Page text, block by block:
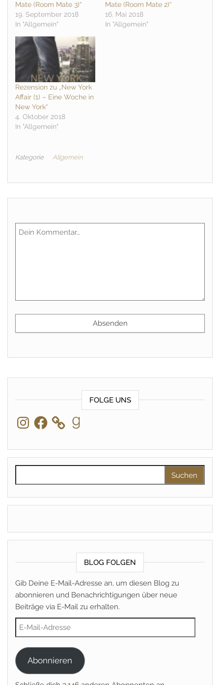
Mate (Room Mate 3)“
19. September 2018
In "Allgemein"
Mate (Room Mate 2)“
16. Mai 2018
In "Allgemein"
Rezension zu „New York
Affair (1) – Eine Woche in
New York“
4. Oktober 2018
In "Allgemein"
Kategorie Allgemein
FOLGE UNS
InstagramFacebook Goodreads
BLOG FOLGEN
Gib Deine E-Mail-Adresse an, um diesen Blog zu
abonnieren und Benachrichtigungen über neue
Beiträge via E-Mail zu erhalten.
E-Mail-Adresse
Abonnieren